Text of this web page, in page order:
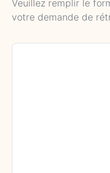
Veuillez remplir le
votre demande de